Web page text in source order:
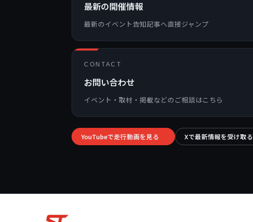
最新の開催情報
最新のイベント告知記事へ直接ジャンプ
CONTACT
お問い合わせ
イベント・取材・掲載などのご相談はこちら
YouTubeで走行動画を見る Xで最新情報を受け取る